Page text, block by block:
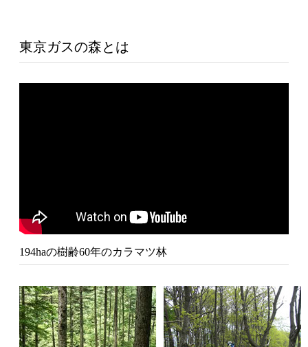
東京ガスの森とは
194haの樹齢60年のカラマツ林